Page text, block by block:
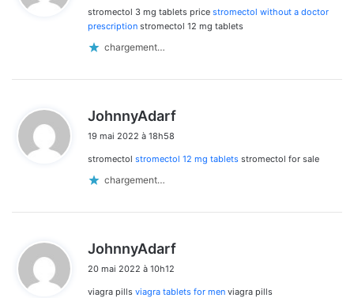
:
stromectol 3 mg tablets price stromectol without a doctor
prescription stromectol 12 mg tablets
chargement…
JohnnyAdarf
19 mai 2022 à 18h58
stromectol stromectol 12 mg tablets stromectol for sale
chargement…
JohnnyAdarf
20 mai 2022 à 10h12
viagra pills viagra tablets for men viagra pills